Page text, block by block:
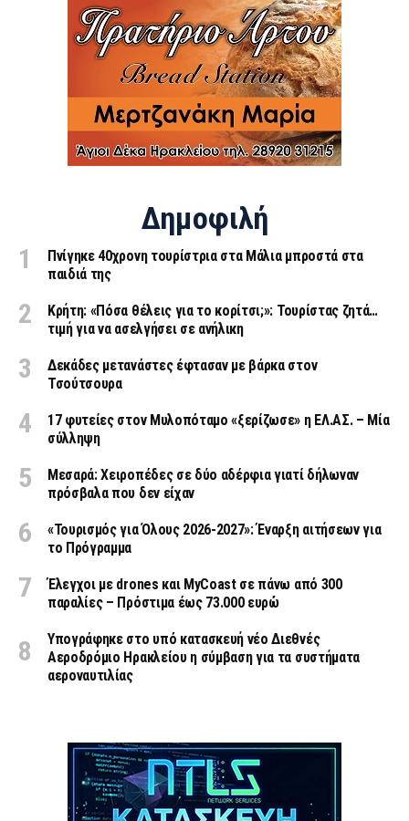
Δημοφιλή
Πνίγηκε 40χρονη τουρίστρια στα Μάλια μπροστά στα
παιδιά της
Κρήτη: «Πόσα θέλεις για το κορίτσι;»: Τουρίστας ζητά…
τιμή για να ασελγήσει σε ανήλικη
Δεκάδες μετανάστες έφτασαν με βάρκα στον
Τσούτσουρα
17 φυτείες στον Μυλοπόταμο «ξερίζωσε» η ΕΛ.ΑΣ. – Μία
σύλληψη
Μεσαρά: Χειροπέδες σε δύο αδέρφια γιατί δήλωναν
πρόσβαλα που δεν είχαν
«Τουρισμός για Όλους 2026-2027»: Έναρξη αιτήσεων για
το Πρόγραμμα
Έλεγχοι με drones και MyCoast σε πάνω από 300
παραλίες – Πρόστιμα έως 73.000 ευρώ
Υπογράφηκε στο υπό κατασκευή νέο Διεθνές
Αεροδρόμιο Ηρακλείου η σύμβαση για τα συστήματα
αεροναυτιλίας